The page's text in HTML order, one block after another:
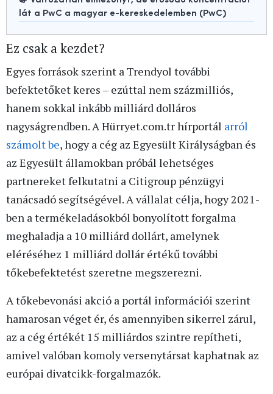
lát a PwC a magyar e-kereskedelemben (PwC)
Ez csak a kezdet?
Egyes források szerint a Trendyol további
befektetőket keres – ezúttal nem százmilliós,
hanem sokkal inkább milliárd dolláros
nagyságrendben. A Hürryet.com.tr hírportál arról
számolt be, hogy a cég az Egyesült Királyságban és
az Egyesült államokban próbál lehetséges
partnereket felkutatni a Citigroup pénzügyi
tanácsadó segítségével. A vállalat célja, hogy 2021-
ben a termékeladásokból bonyolított forgalma
meghaladja a 10 milliárd dollárt, amelynek
eléréséhez 1 milliárd dollár értékű további
tőkebefektetést szeretne megszerezni.
A tőkebevonási akció a portál információi szerint
hamarosan véget ér, és amennyiben sikerrel zárul,
az a cég értékét 15 milliárdos szintre repítheti,
amivel valóban komoly versenytársat kaphatnak az
európai divatcikk-forgalmazók.